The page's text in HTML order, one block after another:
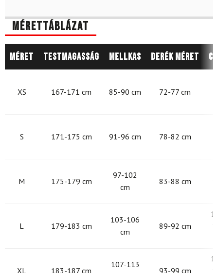
Mérettáblázat
Méret Testmagasság Mellkas Derék méret
XS 167-171 cm 85-90 cm 72-77 cm
S 171-175 cm 91-96 cm 78-82 cm
M 175-179 cm
97-102
cm
83-88 cm
L 179-183 cm
103-106
cm
89-92 cm
XL 183-187 cm
107-113
93-99 cm